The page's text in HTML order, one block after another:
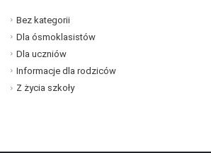
Bez kategorii
Dla ósmoklasistów
Dla uczniów
Informacje dla rodziców
Z życia szkoły